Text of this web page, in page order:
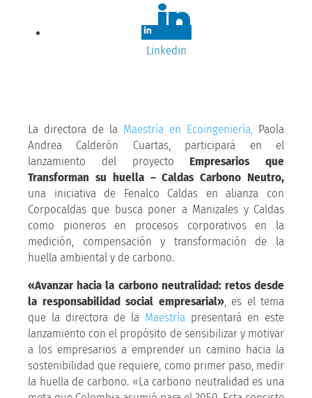
Linkedin
La directora de la Maestría en Ecoingeniería, Paola
Andrea Calderón Cuartas, participará en el
lanzamiento del proyecto Empresarios que
Transforman su huella – Caldas Carbono Neutro,
una iniciativa de Fenalco Caldas en alianza con
Corpocaldas que busca poner a Manizales y Caldas
como pioneros en procesos corporativos en la
medición, compensación y transformación de la
huella ambiental y de carbono.
«Avanzar hacia la carbono neutralidad: retos desde
la responsabilidad social empresarial», es el tema
que la directora de la Maestría presentará en este
lanzamiento con el propósito de sensibilizar y motivar
a los empresarios a emprender un camino hacia la
sostenibilidad que requiere, como primer paso, medir
la huella de carbono. «La carbono neutralidad es una